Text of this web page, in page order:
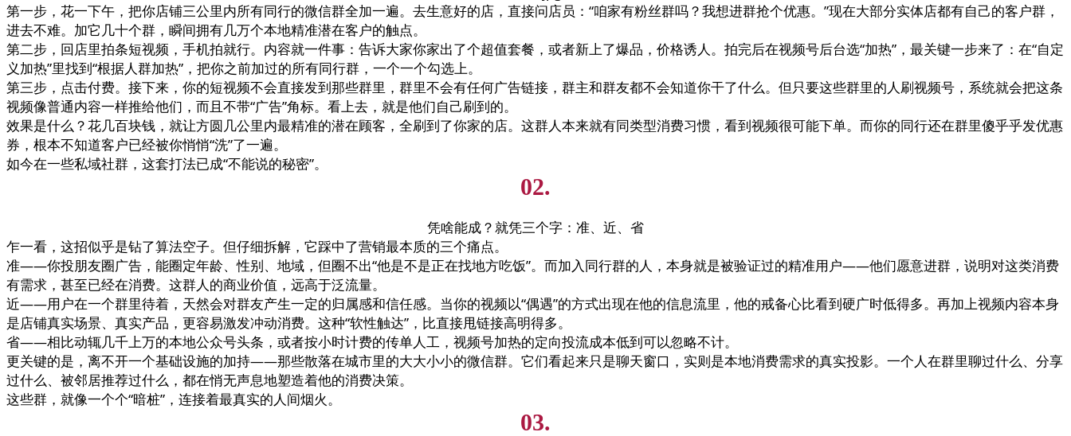
第一步，花一下午，把你店铺三公里内所有同行的微信群全加一遍。去生意好的店，直接问店员：“咱家有粉丝群吗？我想进群抢个优惠。”现在大部分实体店都有自己的客户群，
进去不难。加它几十个群，瞬间拥有几万个本地精准潜在客户的触点。
第二步，回店里拍条短视频，手机拍就行。内容就一件事：告诉大家你家出了个超值套餐，或者新上了爆品，价格诱人。拍完后在视频号后台选“加热”，最关键一步来了：在“自定
义加热”里找到“根据人群加热”，把你之前加过的所有同行群，一个一个勾选上。
第三步，点击付费。接下来，你的短视频不会直接发到那些群里，群里不会有任何广告链接，群主和群友都不会知道你干了什么。但只要这些群里的人刷视频号，系统就会把这条
视频像普通内容一样推给他们，而且不带“广告”角标。看上去，就是他们自己刷到的。
效果是什么？花几百块钱，就让方圆几公里内最精准的潜在顾客，全刷到了你家的店。这群人本来就有同类型消费习惯，看到视频很可能下单。而你的同行还在群里傻乎乎发优惠
券，根本不知道客户已经被你悄悄“洗”了一遍。
如今在一些私域社群，这套打法已成“不能说的秘密”。
02.
凭啥能成？就凭三个字：准、近、省
乍一看，这招似乎是钻了算法空子。但仔细拆解，它踩中了营销最本质的三个痛点。
准——你投朋友圈广告，能圈定年龄、性别、地域，但圈不出“他是不是正在找地方吃饭”。而加入同行群的人，本身就是被验证过的精准用户——他们愿意进群，说明对这类消费
有需求，甚至已经在消费。这群人的商业价值，远高于泛流量。
近——用户在一个群里待着，天然会对群友产生一定的归属感和信任感。当你的视频以“偶遇”的方式出现在他的信息流里，他的戒备心比看到硬广时低得多。再加上视频内容本身
是店铺真实场景、真实产品，更容易激发冲动消费。这种“软性触达”，比直接甩链接高明得多。
省——相比动辄几千上万的本地公众号头条，或者按小时计费的传单人工，视频号加热的定向投流成本低到可以忽略不计。
更关键的是，离不开一个基础设施的加持——那些散落在城市里的大大小小的微信群。它们看起来只是聊天窗口，实则是本地消费需求的真实投影。一个人在群里聊过什么、分享
过什么、被邻居推荐过什么，都在悄无声息地塑造着他的消费决策。
这些群，就像一个个“暗桩”，连接着最真实的人间烟火。
03.